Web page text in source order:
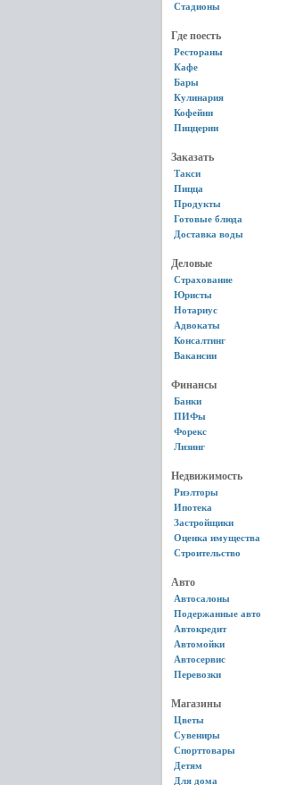
Стадионы
Где поесть
Рестораны
Кафе
Бары
Кулинария
Кофейни
Пиццерии
Заказать
Такси
Пицца
Продукты
Готовые блюда
Доставка воды
Деловые
Страхование
Юристы
Нотариус
Адвокаты
Консалтинг
Вакансии
Финансы
Банки
ПИФы
Форекс
Лизинг
Недвижимость
Риэлторы
Ипотека
Застройщики
Оценка имущества
Строительство
Авто
Автосалоны
Подержанные авто
Автокредит
Автомойки
Автосервис
Перевозки
Магазины
Цветы
Сувениры
Спорттовары
Детям
Для дома